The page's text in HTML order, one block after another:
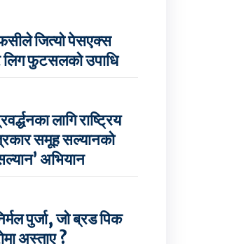
जित्यो पेसएक्स
लिग फुटसलको उपाधि
लागि राष्ट्रिय
समूह सल्यानको
अभियान
पुर्जा, जो ब्रड पिक
अस्ताए ?